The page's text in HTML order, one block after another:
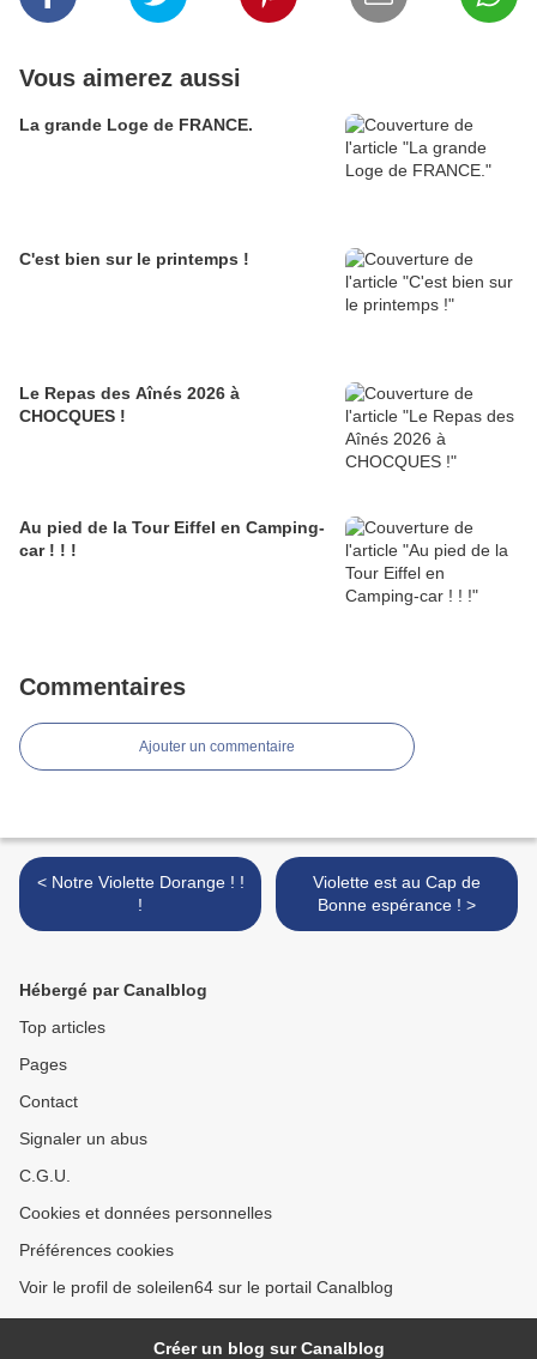
Vous aimerez aussi
La grande Loge de FRANCE.
C'est bien sur le printemps !
Le Repas des Aînés 2026 à
CHOCQUES !
Au pied de la Tour Eiffel en Camping-
car ! ! !
Commentaires
Ajouter un commentaire
< Notre Violette Dorange ! !
!
Violette est au Cap de
Bonne espérance ! >
Hébergé par Canalblog
Top articles
Pages
Contact
Signaler un abus
C.G.U.
Cookies et données personnelles
Préférences cookies
Voir le profil de soleilen64 sur le portail Canalblog
Créer un blog sur Canalblog